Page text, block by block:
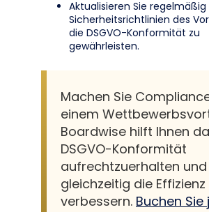
Aktualisieren Sie regelmäßig
Sicherheitsrichtlinien des
die DSGVO-Konformität zu
gewährleisten.
Machen Sie
einem
Boardwise hilft Ihnen
DSGVO-Konformität
aufrechtzuerhalten und
gleichzeitig die Effizienz
verbessern. Buchen Sie